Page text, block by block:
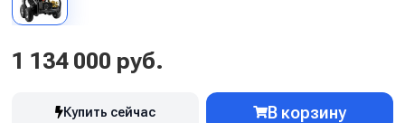
1 134 000 руб.
Купить сейчас В корзину